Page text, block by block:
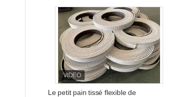
Le petit pain tissé flexible de